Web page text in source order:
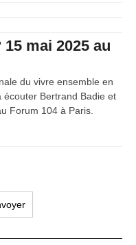
mai 2025 au
du vivre ensemble en
écouter Bertrand Badie et
Forum 104 à Paris.